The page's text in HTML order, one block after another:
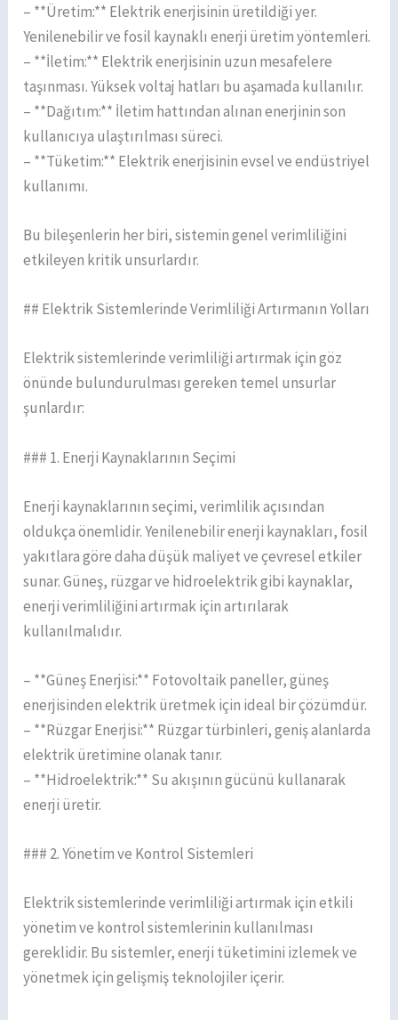
– **Üretim:** Elektrik enerjisinin üretildiği yer.
Yenilenebilir ve fosil kaynaklı enerji üretim yöntemleri.
– **İletim:** Elektrik enerjisinin uzun mesafelere
taşınması. Yüksek voltaj hatları bu aşamada kullanılır.
– **Dağıtım:** İletim hattından alınan enerjinin son
kullanıcıya ulaştırılması süreci.
– **Tüketim:** Elektrik enerjisinin evsel ve endüstriyel
kullanımı.
Bu bileşenlerin her biri, sistemin genel verimliliğini
etkileyen kritik unsurlardır.
## Elektrik Sistemlerinde Verimliliği Artırmanın Yolları
Elektrik sistemlerinde verimliliği artırmak için göz
önünde bulundurulması gereken temel unsurlar
şunlardır:
### 1. Enerji Kaynaklarının Seçimi
Enerji kaynaklarının seçimi, verimlilik açısından
oldukça önemlidir. Yenilenebilir enerji kaynakları, fosil
yakıtlara göre daha düşük maliyet ve çevresel etkiler
sunar. Güneş, rüzgar ve hidroelektrik gibi kaynaklar,
enerji verimliliğini artırmak için artırılarak
kullanılmalıdır.
– **Güneş Enerjisi:** Fotovoltaik paneller, güneş
enerjisinden elektrik üretmek için ideal bir çözümdür.
– **Rüzgar Enerjisi:** Rüzgar türbinleri, geniş alanlarda
elektrik üretimine olanak tanır.
– **Hidroelektrik:** Su akışının gücünü kullanarak
enerji üretir.
### 2. Yönetim ve Kontrol Sistemleri
Elektrik sistemlerinde verimliliği artırmak için etkili
yönetim ve kontrol sistemlerinin kullanılması
gereklidir. Bu sistemler, enerji tüketimini izlemek ve
yönetmek için gelişmiş teknolojiler içerir.